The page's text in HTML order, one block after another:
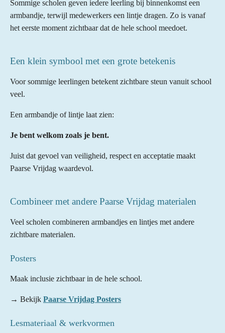
Sommige scholen geven iedere leerling bij binnenkomst een
armbandje, terwijl medewerkers een lintje dragen. Zo is vanaf
het eerste moment zichtbaar dat de hele school meedoet.
Een klein symbool met een grote betekenis
Voor sommige leerlingen betekent zichtbare steun vanuit school
veel.
Een armbandje of lintje laat zien:
Je bent welkom zoals je bent.
Juist dat gevoel van veiligheid, respect en acceptatie maakt
Paarse Vrijdag waardevol.
Combineer met andere Paarse Vrijdag materialen
Veel scholen combineren armbandjes en lintjes met andere
zichtbare materialen.
Posters
Maak inclusie zichtbaar in de hele school.
→ Bekijk Paarse Vrijdag Posters
Lesmateriaal & werkvormen